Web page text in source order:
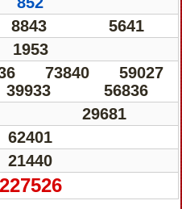
8843 5641
1953
73840
59027
39933 56836
29681
62401
21440
227526